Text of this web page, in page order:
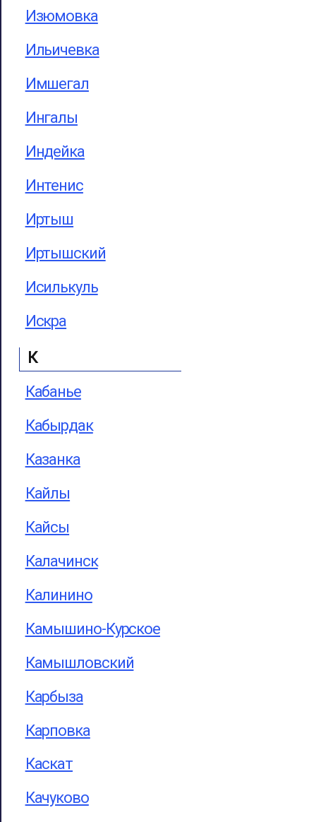
Изюмовка
Ильичевка
Имшегал
Ингалы
Индейка
Интенис
Иртыш
Иртышский
Исилькуль
Искра
К
Кабанье
Кабырдак
Казанка
Кайлы
Кайсы
Калачинск
Калинино
Камышино-Курское
Камышловский
Карбыза
Карповка
Каскат
Качуково